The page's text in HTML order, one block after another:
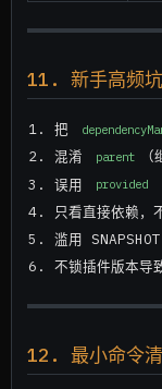
11. 新手高频
把
混淆
parent
误用
provided
只看直接依赖，
滥用
不锁插件版本导
12. 最小命令